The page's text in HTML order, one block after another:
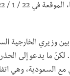
وزيري الخارجية
لكنّ ما يدعو إلى الحذر
مع السعودية، وهي